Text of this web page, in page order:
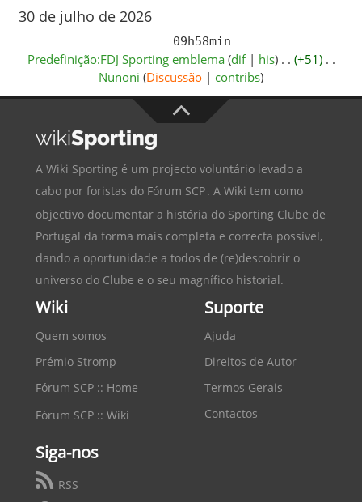
30 de julho de 2026
09h58min
Predefinição:FDJ Sporting emblema‎ (dif| his) . . (+51)‎ . .
Nunoni (Discussão | contribs)
A Wiki Sporting é um projecto voluntário levado a
cabo por foristas do Fórum SCP. A Wiki tem como
objectivo documentar a história do Sporting Clube de
Portugal da forma mais completa e correcta possível,
dando a oportunidade a todos de (re)descobrir o
universo do Clube e o seu magnífico historial.
Wiki
Quem somos
Prémio Stromp
Fórum SCP :: Home
Fórum SCP :: Wiki
Suporte
Ajuda
Direitos de Autor
Termos Gerais
Contactos
Siga-nos
RSS